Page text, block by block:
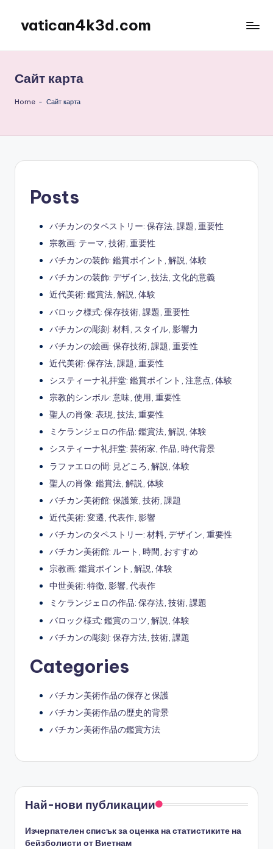
content
vatican4k3d.com
Сайт карта
Home - Сайт карта
Posts
バチカンのタペストリー: 保存法, 課題, 重要性
宗教画: テーマ, 技術, 重要性
バチカンの装飾: 鑑賞ポイント, 解説, 体験
バチカンの装飾: デザイン, 技法, 文化的意義
近代美術: 鑑賞法, 解説, 体験
バロック様式: 保存技術, 課題, 重要性
バチカンの彫刻: 材料, スタイル, 影響力
バチカンの絵画: 保存技術, 課題, 重要性
近代美術: 保存法, 課題, 重要性
システィーナ礼拝堂: 鑑賞ポイント, 注意点, 体験
宗教的シンボル: 意味, 使用, 重要性
聖人の肖像: 表現, 技法, 重要性
ミケランジェロの作品: 鑑賞法, 解説, 体験
システィーナ礼拝堂: 芸術家, 作品, 時代背景
ラファエロの間: 見どころ, 解説, 体験
聖人の肖像: 鑑賞法, 解説, 体験
バチカン美術館: 保護策, 技術, 課題
近代美術: 変遷, 代表作, 影響
バチカンのタペストリー: 材料, デザイン, 重要性
バチカン美術館: ルート, 時間, おすすめ
宗教画: 鑑賞ポイント, 解説, 体験
中世美術: 特徴, 影響, 代表作
ミケランジェロの作品: 保存法, 技術, 課題
バロック様式: 鑑賞のコツ, 解説, 体験
バチカンの彫刻: 保存方法, 技術, 課題
Categories
バチカン美術作品の保存と保護
バチカン美術作品の歴史的背景
バチカン美術作品の鑑賞方法
Най-нови публикации
Изчерпателен списък за оценка на статистиките на
бейзболисти от Виетнам